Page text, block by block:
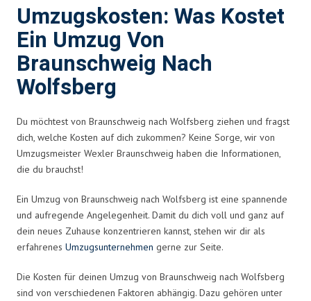
Umzugskosten: Was Kostet
Ein Umzug Von
Braunschweig Nach
Wolfsberg
Du möchtest von Braunschweig nach Wolfsberg ziehen und fragst
dich, welche Kosten auf dich zukommen? Keine Sorge, wir von
Umzugsmeister Wexler Braunschweig haben die Informationen,
die du brauchst!
Ein Umzug von Braunschweig nach Wolfsberg ist eine spannende
und aufregende Angelegenheit. Damit du dich voll und ganz auf
dein neues Zuhause konzentrieren kannst, stehen wir dir als
erfahrenes Umzugsunternehmen gerne zur Seite.
Die Kosten für deinen Umzug von Braunschweig nach Wolfsberg
sind von verschiedenen Faktoren abhängig. Dazu gehören unter